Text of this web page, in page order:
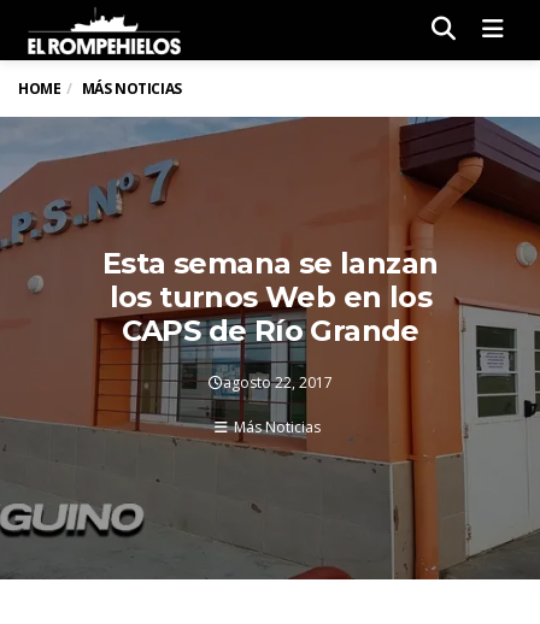
HOME MÁS NOTICIAS
Esta semana se lanzan
los turnos Web en los
CAPS de Río Grande
agosto 22, 2017
Más Noticias